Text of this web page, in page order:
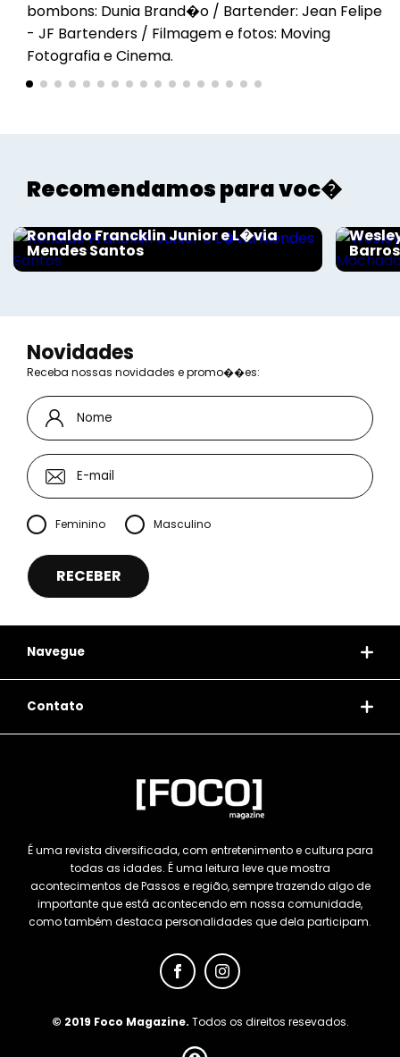
bombons: Dunia Brand�o / Bartender: Jean Felipe
- JF Bartenders / Filmagem e fotos: Moving
Fotografia e Cinema.
Recomendamos para voc�
Ronaldo Francklin Junior e L�via
Mendes Santos
Novidades
Receba nossas novidades e promo��es:
Feminino Masculino
Navegue
Contato
É uma revista diversificada, com entretenimento e cultura para
todas as idades. É uma leitura leve que mostra
acontecimentos de Passos e região, sempre trazendo algo de
importante que está acontecendo em nossa comunidade,
como também destaca personalidades que dela participam.
© 2019 Foco Magazine. Todos os direitos resevados.